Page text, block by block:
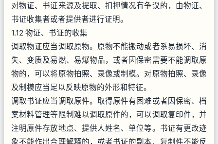
对物证、书证来源及提取、扣押情况有争议的，由物证、
书证收集者或者提供者进行证明。
1.12 物证、书证的收集
调取物证应当调取原物。原物不能搬动或者系易损坏、消
失、变质及易燃、易爆物品，或者因保密需要不能调取原
物的，可以将原物拍照、录像或制模。对原物拍照、录像
及制模应当足以反映原物的外形和特征。
调取书证应当调取原件。取得原件有困难或者因保密、档
案材料管理等限制难以调取原件的，可以调取复印件，并
注明原件存放地点、提供人姓名、单位等。书证有更改迹
象不能作出合理解释的，或者书证的副本、复制件不能反